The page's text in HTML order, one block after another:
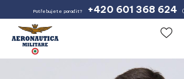
Potřebujete poradit? +420 601 368 624